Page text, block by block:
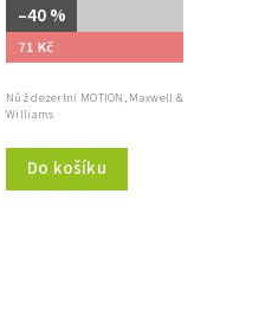
–40 %
71 Kč
Do košíku
Nůž dezertní MOTION, Maxwell &
Williams